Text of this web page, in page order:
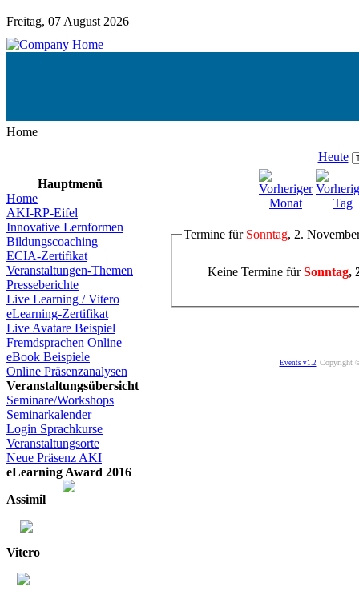
Freitag, 07 August 2026
Home
Hauptmenü
Home
AKI-RP-Eifel
Innovative Lernformen
Bildungscoaching
ECIA-Zertifikat
Veranstaltungen-Themen
Presseberichte
Live Learning / Vitero
eLearning-Zertifikat
Live Avatare Beispiel
Fremdsprachen Online
eBook Beispiele
Online Präsenzanalysen
Veranstaltungsübersicht
Seminare/Workshops
Seminarkalender
Login Sprachkurse
Veranstaltungsorte
Neue Präsenz AKI
eLearning Award 2016
Assimil
Vitero
Heute
Termine für Sonntag, 2.
Keine Termine fürSonntag,
Events v1.2 Copyright